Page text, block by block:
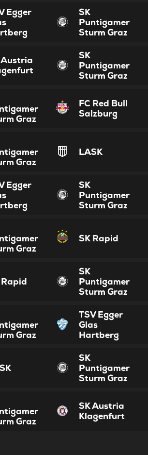
Egger
SK
Puntigamer
Sturm Graz
Austria
SK
Puntigamer
Sturm Graz
Graz
FC Red Bull
Salzburg
Graz
LASK
Egger
SK
Puntigamer
Sturm Graz
Graz
SK Rapid
Rapid
SK
Puntigamer
Sturm Graz
Graz
TSV Egger
Glas
Hartberg
SK
Puntigamer
Sturm Graz
Graz
SK Austria
Klagenfurt